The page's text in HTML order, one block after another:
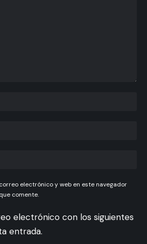
electrónico y web en este navegador
comente.
electrónico con los siguientes
entrada.